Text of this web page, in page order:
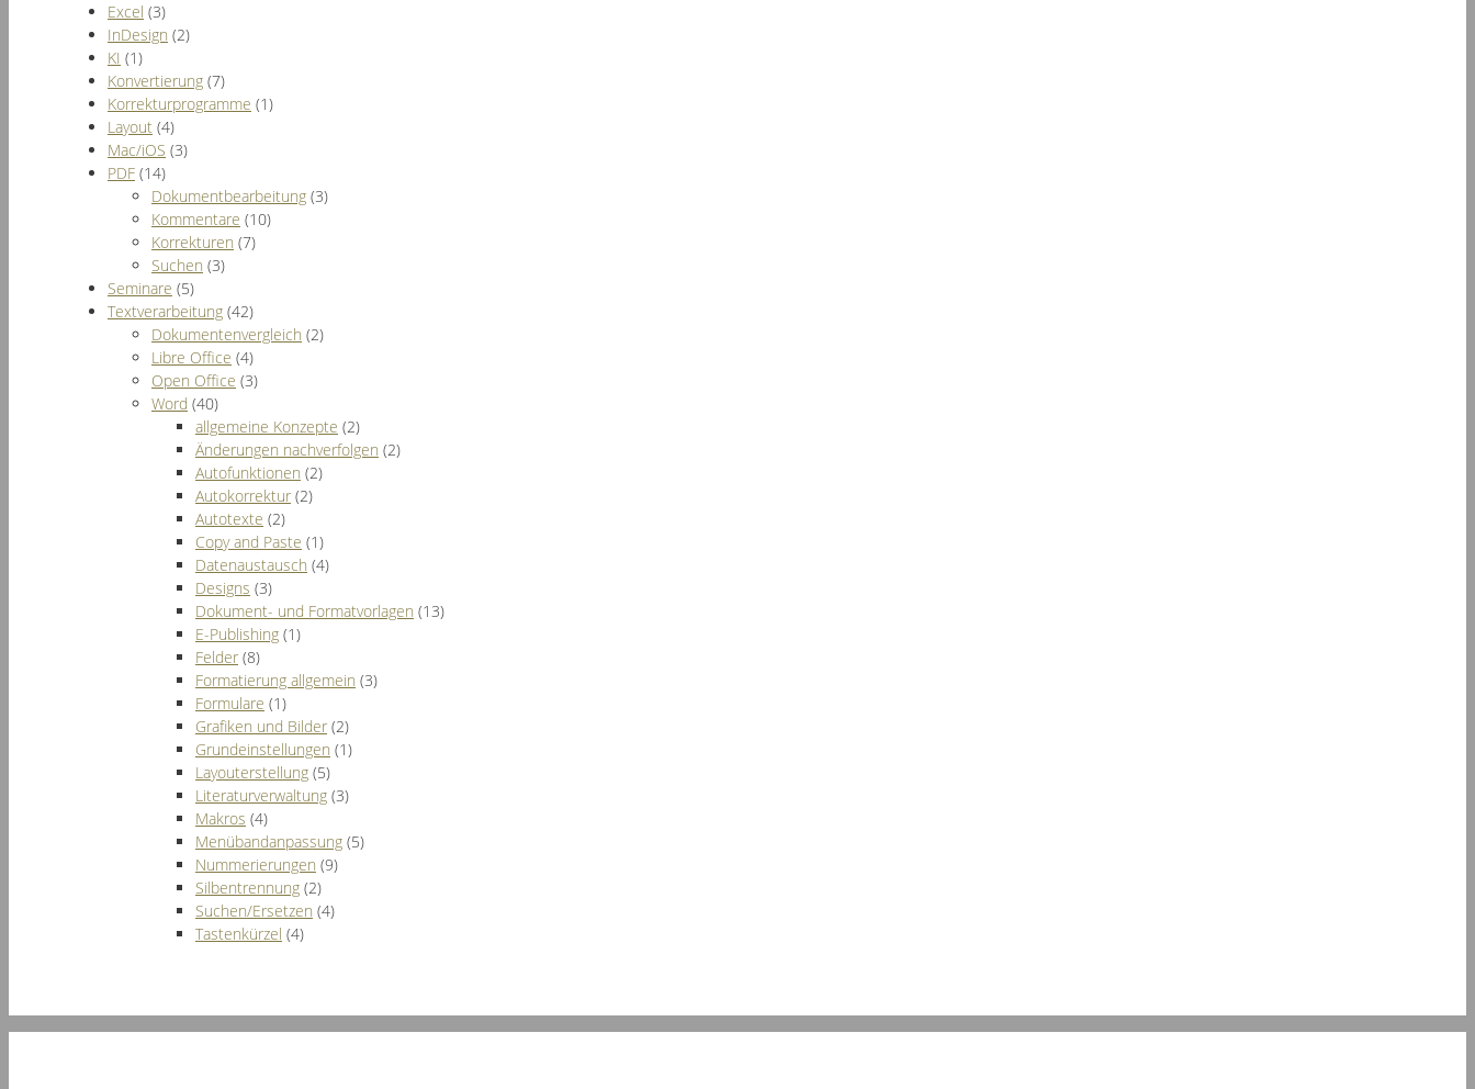
Excel (3)
InDesign (2)
KI (1)
Konvertierung (7)
Korrekturprogramme (1)
Layout (4)
Mac/iOS (3)
PDF (14)
Dokumentbearbeitung (3)
Kommentare (10)
Korrekturen (7)
Suchen (3)
Seminare (5)
Textverarbeitung (42)
Dokumentenvergleich (2)
Libre Office (4)
Open Office (3)
Word (40)
allgemeine Konzepte (2)
Änderungen nachverfolgen (2)
Autofunktionen (2)
Autokorrektur (2)
Autotexte (2)
Copy and Paste (1)
Datenaustausch (4)
Designs (3)
Dokument- und Formatvorlagen (13)
E-Publishing (1)
Felder (8)
Formatierung allgemein (3)
Formulare (1)
Grafiken und Bilder (2)
Grundeinstellungen (1)
Layouterstellung (5)
Literaturverwaltung (3)
Makros (4)
Menübandanpassung (5)
Nummerierungen (9)
Silbentrennung (2)
Suchen/Ersetzen (4)
Tastenkürzel (4)